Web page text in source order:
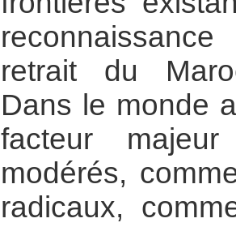
retrait du
Dans le monde
facteur
modérés,
radicaux,